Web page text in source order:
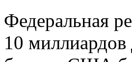
Федеральная
10